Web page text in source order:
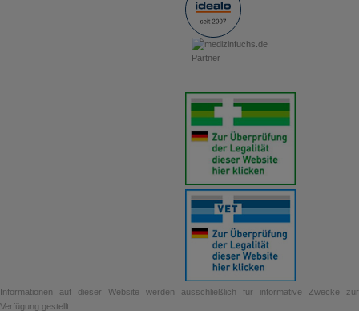
Informationen auf dieser Website werden ausschließlich für informative Zwecke zur
Verfügung gestellt.